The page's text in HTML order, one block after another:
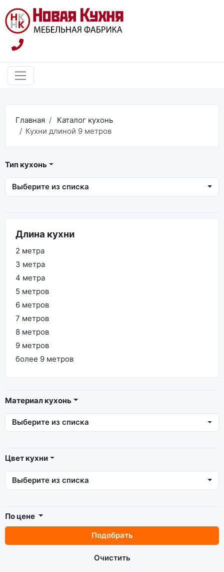
Главная
Каталог кухонь
Кухни длиной 9 метров
Тип кухонь
Выберите из списка
Длина кухни
2 метра
3 метра
4 метра
5 метров
6 метров
7 метров
8 метров
9 метров
более 9 метров
Материал кухонь
Выберите из списка
Цвет кухни
Выберите из списка
По цене
Подобрать
Очистить